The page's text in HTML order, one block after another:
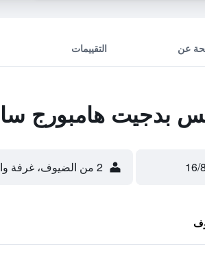
عن التقييمات
بدجيت هامبورج
2 من الضيوف، غرفة واحدة